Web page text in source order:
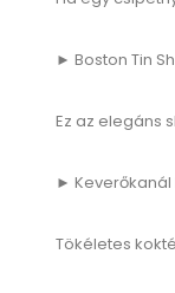
► Boston Tin
Ez az elegáns
► Keverőkanál
Tökéletes